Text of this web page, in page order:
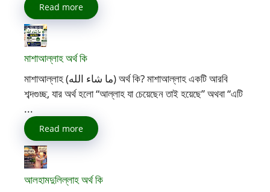
Read more
মাশাআল্লাহ অর্থ কি
মাশাআল্লাহ (ما شاء الله) অর্থ কি? মাশাআল্লাহ একটি আরবি
শব্দগুচ্ছ, যার অর্থ হলো “আল্লাহ যা চেয়েছেন তাই হয়েছে” অথবা “এটি
...
Read more
আলহামদুলিল্লাহ অর্থ কি